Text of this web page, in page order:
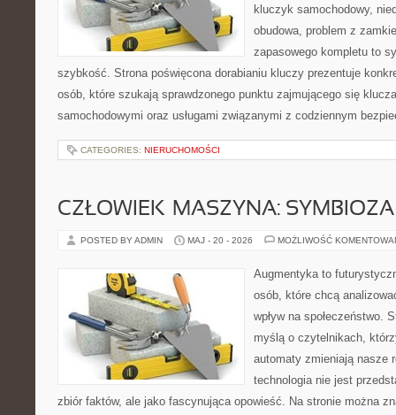
kluczyk samochodowy,
obudowa, problem z
zapasowego kompletu to
szybkość. Strona poświęcona dorabianiu kluczy prezentuje
osób, które szukają sprawdzonego punktu zajmującego się
samochodowymi oraz usługami związanymi z codziennym
CATEGORIES: NIERUCHOMOŚCI
CZŁOWIEK–MASZYNA: SYMBIOZA
POSTED BY ADMIN MAJ - 20 - 2026 MOŻLIWOŚĆ
Augmentyka to
osób, które chcą
wpływ na społeczeństwo.
myślą o czytelnikach,
automaty zmieniają nasze
technologia nie jest
zbiór faktów, ale jako fascynująca opowieść. Na stronie można